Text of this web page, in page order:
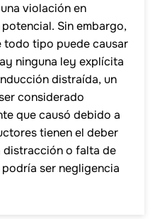
violación en
Sin embargo,
tipo puede causar
ninguna ley explícita
distraída, un
considerado
que causó debido a
tienen el deber
distracción o falta de
ser negligencia